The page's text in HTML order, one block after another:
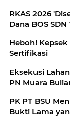
RKAS 2026
Dana BOS
Heboh!
Sertifikasi
Eksekusi
PN Muara
PK PT BSU
Bukti Lama